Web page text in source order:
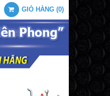
GIỎ HÀNG (0)